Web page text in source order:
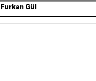
Furkan Gül